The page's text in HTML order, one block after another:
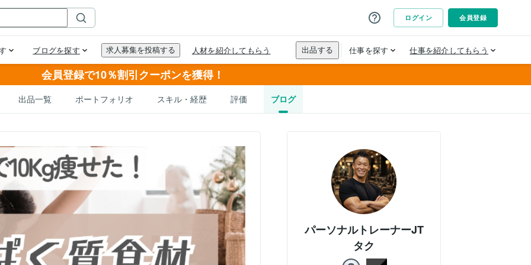
会員登録で10％割引クーポンを獲得！
出品一覧 ポートフォリオ スキル・経歴 評価 ブログ
パーソナルトレーナーJT
タク